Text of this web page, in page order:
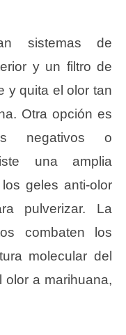
sistemas de
y un filtro de
y quita el olor tan
Otra opción es
negativos o
una amplia
geles anti-olor
pulverizar. La
combaten los
molecular del
olor a marihuana,